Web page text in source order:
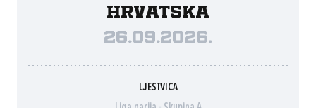
Hrvatska
26.09.2026.
LJESTVICA